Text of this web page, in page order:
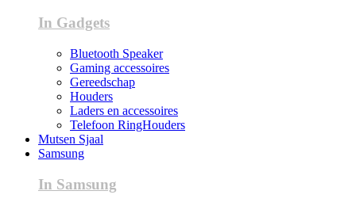
In Gadgets
Bluetooth Speaker
Gaming accessoires
Gereedschap
Houders
Laders en accessoires
Telefoon RingHouders
Mutsen Sjaal
Samsung
In Samsung